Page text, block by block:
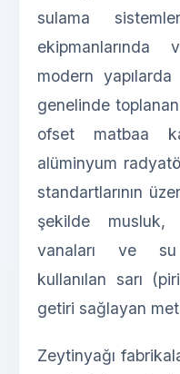
sulama
modern yapılarda
genelinde
ofset matbaa
alüminyum
standartlarının
şekilde musluk,
vanaları ve su
kullanılan sarı
getiri sağlayan
Zeytinyağı